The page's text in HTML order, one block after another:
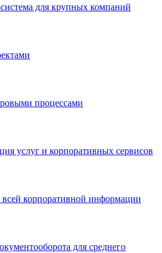
для крупных компаний
процессами
услуг и корпоративных сервисов
всей корпоративной информации
для среднего